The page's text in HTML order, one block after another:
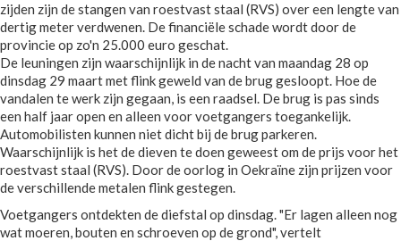
zijden zijn de stangen van roestvast staal (RVS) over een lengte van
dertig meter verdwenen. De financiële schade wordt door de
provincie op zo'n 25.000 euro geschat.
De leuningen zijn waarschijnlijk in de nacht van maandag 28 op
dinsdag 29 maart met flink geweld van de brug gesloopt. Hoe de
vandalen te werk zijn gegaan, is een raadsel. De brug is pas sinds
een half jaar open en alleen voor voetgangers toegankelijk.
Automobilisten kunnen niet dicht bij de brug parkeren.
Waarschijnlijk is het de dieven te doen geweest om de prijs voor het
roestvast staal (RVS). Door de oorlog in Oekraïne zijn prijzen voor
de verschillende metalen flink gestegen.
Voetgangers ontdekten de diefstal op dinsdag. "Er lagen alleen nog
wat moeren, bouten en schroeven op de grond", vertelt